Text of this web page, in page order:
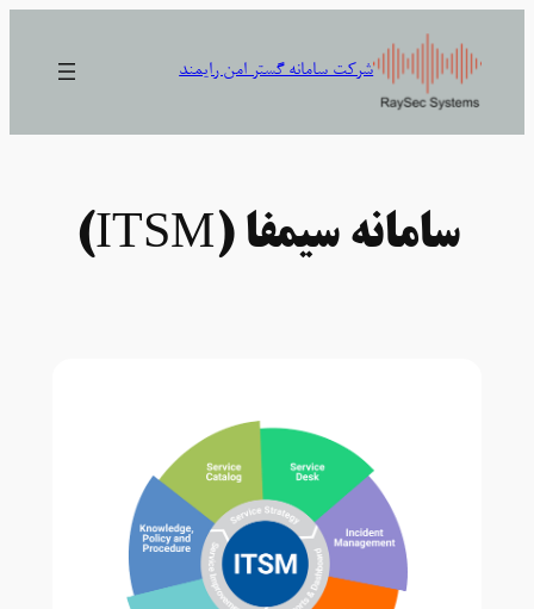
شرکت سامانه گستر امن رایمند
سامانه سیمفا (ITSM)